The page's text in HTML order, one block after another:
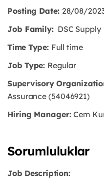
Posting Date: 28/08/
Job Family:DSC Supply
Time Type: Full time
Job Type: Regular
Supervisory
Assurance (54046921)
Hiring Manager:Cem
Sorumluluklar
Job Description: